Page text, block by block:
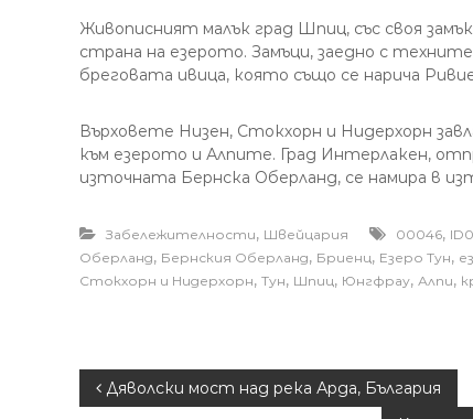
Живописният малък град Шпиц, със своя
страна на езерото. Замъци, заедно с
бреговата ивица, която също се нарича
Върховете Низен, Стокхорн и Нидерхорн
към езерото и Алпите. Град Интерлакен,
източната Бернска Оберланд, се намира в
Забележителности, Швейцария 00046,
Оберланд, Бернския Оберланд, Бриенц, Езеро Тун,
Стокхорн и Нидерхорн, Тун, Шпиц, Юнгфрау, Алпи,
Н Дяволски мост над река Арда, България